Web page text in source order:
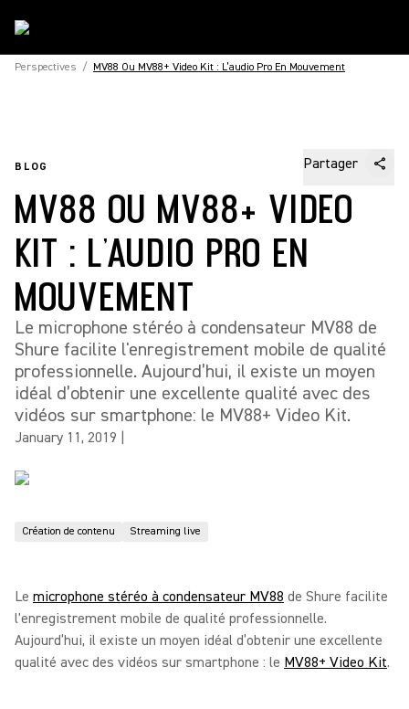
Perspectives / MV88 Ou MV88+ Video Kit : L’audio Pro En Mouvement
BLOG Partager
MV88 OU MV88+ VIDEO
KIT : L’AUDIO PRO EN
MOUVEMENT
Le microphone stéréo à condensateur MV88 de
Shure facilite l'enregistrement mobile de qualité
professionnelle. Aujourd’hui, il existe un moyen
idéal d’obtenir une excellente qualité avec des
vidéos sur smartphone: le MV88+ Video Kit.
January 11, 2019
Création de contenu Streaming live
Le microphone stéréo à condensateur MV88 de Shure facilite
l'enregistrement mobile de qualité professionnelle.
Aujourd’hui, il existe un moyen idéal d’obtenir une excellente
qualité avec des vidéos sur smartphone : le MV88+ Video Kit.